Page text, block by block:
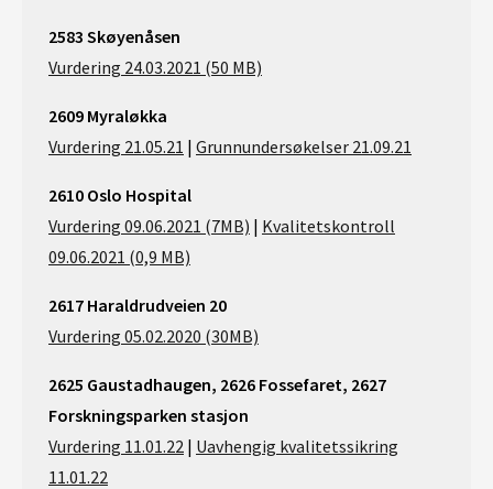
2583 Skøyenåsen​
Vurdering 24.03.2021 (50 MB)
2609 Myraløkka
Vurdering 21.05.21 | Grunnundersøkelser 21.09.21
2610 Oslo Hospital
Vurdering 09.06.2021 (7MB) | Kvalitetskontroll
09.06.2021 (0,9 MB)
2617 Haraldrudveien 20
Vurdering 05.02.2020 (30MB)
2625 Gaustadhaugen, 2626 Fossefaret, 2627
Forskningsparken stasjon
Vurdering 11.01.22 | Uavhengig kvalitetssikring
11.01.22